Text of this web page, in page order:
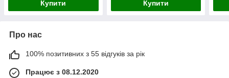
Купити Купити
Про нас
100% позитивних з 55 відгуків за рік
Працює з 08.12.2020